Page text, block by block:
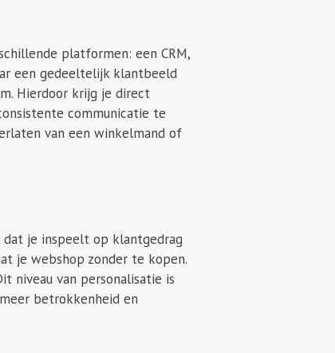
platformen: een CRM,
een gedeeltelijk klantbeeld
Hierdoor krijg je direct
communicatie te
van een winkelmand of
je inspeelt op klantgedrag
je webshop zonder te kopen.
niveau van personalisatie is
betrokkenheid en